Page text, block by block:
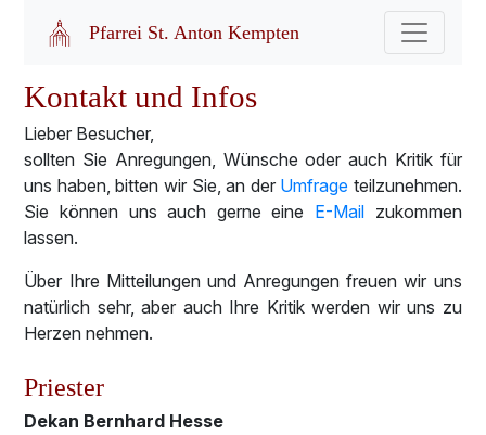
Pfarrei St. Anton Kempten
Kontakt und Infos
Lieber Besucher,
sollten Sie Anregungen, Wünsche oder auch Kritik für
uns haben, bitten wir Sie, an der Umfrage teilzunehmen.
Sie können uns auch gerne eine E-Mail zukommen
lassen.
Über Ihre Mitteilungen und Anregungen freuen wir uns
natürlich sehr, aber auch Ihre Kritik werden wir uns zu
Herzen nehmen.
Priester
Dekan Bernhard Hesse